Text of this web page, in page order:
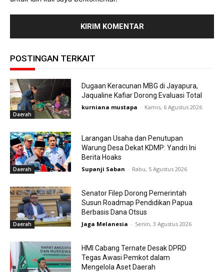
POSTINGAN TERKAIT
Daerah
Dugaan Keracunan MBG di Jayapura,
Jaqualine Kafiar Dorong Evaluasi Total
kurniana mustapa - Kamis, 6 Agustus 2026
Daerah
Larangan Usaha dan Penutupan
Warung Desa Dekat KDMP: Yandri Ini
Berita Hoaks
Supanji Saban - Rabu, 5 Agustus 2026
Daerah
Senator Filep Dorong Pemerintah
Susun Roadmap Pendidikan Papua
Berbasis Dana Otsus
Jaga Melanesia - Senin, 3 Agustus 2026
HMI Cabang Ternate Desak DPRD
Tegas Awasi Pemkot dalam
Mengelola Aset Daerah